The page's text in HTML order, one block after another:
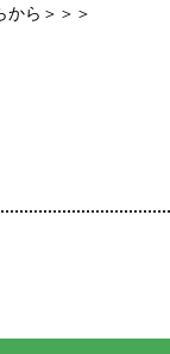
から＞＞＞